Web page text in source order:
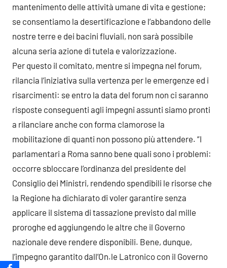
mantenimento delle attività umane di vita e gestione;
se consentiamo la desertificazione e l’abbandono delle
nostre terre e dei bacini fluviali, non sarà possibile
alcuna seria azione di tutela e valorizzazione.
Per questo il comitato, mentre si impegna nel forum,
rilancia l’iniziativa sulla vertenza per le emergenze ed i
risarcimenti: se entro la data del forum non ci saranno
risposte conseguenti agli impegni assunti siamo pronti
a rilanciare anche con forma clamorose la
mobilitazione di quanti non possono più attendere. “I
parlamentari a Roma sanno bene quali sono i problemi:
occorre sbloccare l’ordinanza del presidente del
Consiglio dei Ministri, rendendo spendibili le risorse che
la Regione ha dichiarato di voler garantire senza
applicare il sistema di tassazione previsto dal mille
proroghe ed aggiungendo le altre che il Governo
nazionale deve rendere disponibili. Bene, dunque,
l’impegno garantito dall’On.le Latronico con il Governo